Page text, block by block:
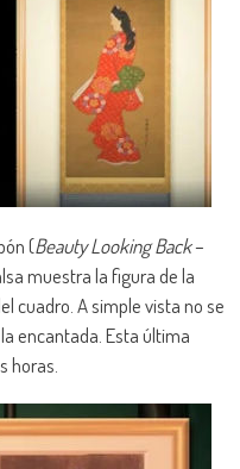
(Beauty Looking Back–
muestra la figura de la
cuadro. A simple vista no se
encantada. Esta última
horas.